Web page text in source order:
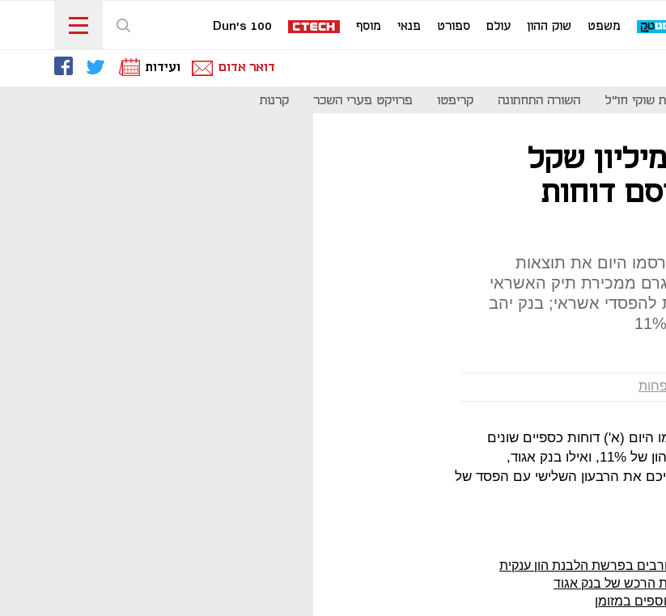
משפט שוק ההון עולם ספורט פנאי מוסף Dun's 100
דואר אדום ועידות
שוקי חו"ל השורה התחתונה קריפטו פרויקט פערי השכר קרנות
בנק אגוד הפסיד 93 מיליון שקל
דוחות
היום את תוצאות
ממכירת תיק האשראי
להפסדי אשראי; בנק יהב
(א') דוחות כספיים שונים
למדי: בנק יהב פרסם דוח טוב עם תשואה על ההון של 11%, ואילו בנק אגוד,
את הרבעון השלישי עם הפסד של
בפרשת הלבנת הון ענקית
הרכש של בנק אגוד